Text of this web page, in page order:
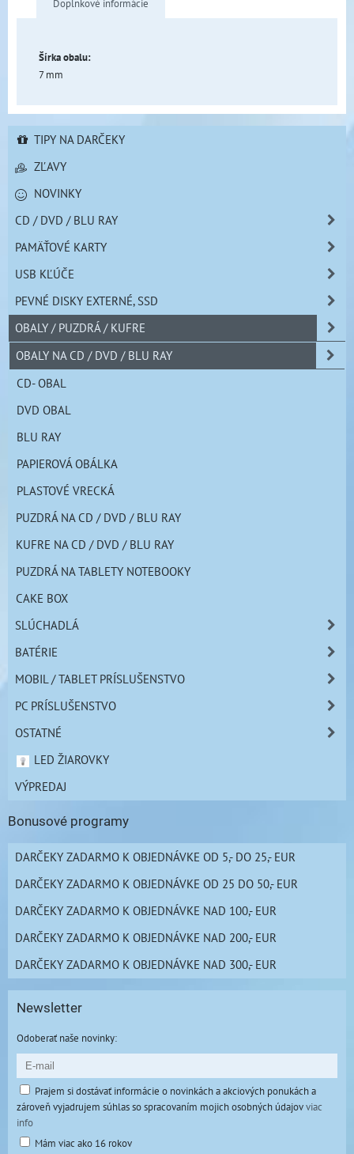
Doplnkové informácie
Šírka obalu:
7 mm
TIPY NA DARČEKY
ZĽAVY
NOVINKY
CD / DVD / BLU RAY
PAMÄŤOVÉ KARTY
USB KĽÚČE
PEVNÉ DISKY EXTERNÉ, SSD
OBALY / PUZDRÁ / KUFRE
OBALY NA CD / DVD / BLU RAY
CD- OBAL
DVD OBAL
BLU RAY
PAPIEROVÁ OBÁLKA
PLASTOVÉ VRECKÁ
PUZDRÁ NA CD / DVD / BLU RAY
KUFRE NA CD / DVD / BLU RAY
PUZDRÁ NA TABLETY NOTEBOOKY
CAKE BOX
SLÚCHADLÁ
BATÉRIE
MOBIL / TABLET PRÍSLUŠENSTVO
PC PRÍSLUŠENSTVO
OSTATNÉ
LED ŽIAROVKY
VÝPREDAJ
Bonusové programy
DARČEKY ZADARMO K OBJEDNÁVKE OD 5,- DO 25,- EUR
DARČEKY ZADARMO K OBJEDNÁVKE OD 25 DO 50,- EUR
DARČEKY ZADARMO K OBJEDNÁVKE NAD 100,- EUR
DARČEKY ZADARMO K OBJEDNÁVKE NAD 200,- EUR
DARČEKY ZADARMO K OBJEDNÁVKE NAD 300,- EUR
Newsletter
Odoberať naše novinky:
Prajem si dostávať informácie o novinkách a akciových ponukách a
zároveň vyjadrujem súhlas so spracovaním mojich osobných údajovviac
info
Mám viac ako 16 rokov